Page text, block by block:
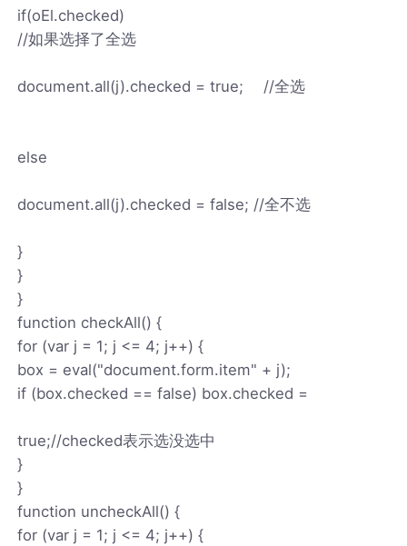
if(oEl.checked)
//如果选择了全选
document.all(j).checked = true; //全选
else
document.all(j).checked = false; //全不选
}
}
}
function checkAll() {
for (var j = 1; j <= 4; j++) {
box = eval("document.form.item" + j);
if (box.checked == false) box.checked =
true;//checked表示选没选中
}
}
function uncheckAll() {
for (var j = 1; j <= 4; j++) {